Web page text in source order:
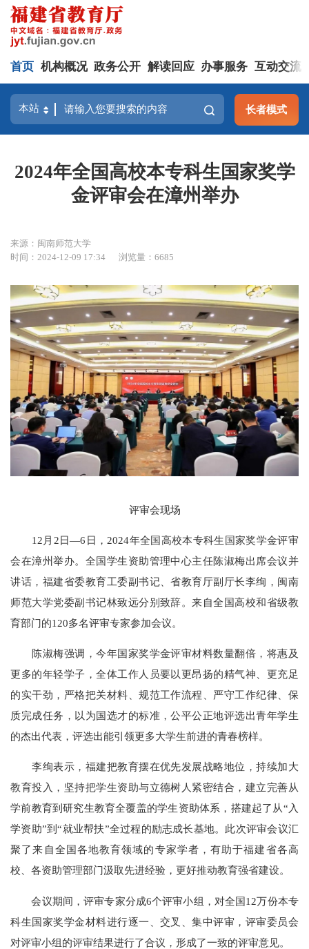
首页 机构概况 政务公开 解读回应 办事服务 互动交流
长者模式
2024年全国高校本专科生国家奖学
金评审会在漳州举办
来源：闽南师范大学
时间：2024-12-09 17:34
浏览量：6685
评审会现场
12月2日—6日，2024年全国高校本专科生国家奖学金评审
会在漳州举办。全国学生资助管理中心主任陈淑梅出席会议并
讲话，福建省委教育工委副书记、省教育厅副厅长李绚，闽南
师范大学党委副书记林致远分别致辞。来自全国高校和省级教
育部门的120多名评审专家参加会议。
陈淑梅强调，今年国家奖学金评审材料数量翻倍，将惠及
更多的年轻学子，全体工作人员要以更昂扬的精气神、更充足
的实干劲，严格把关材料、规范工作流程、严守工作纪律、保
质完成任务，以为国选才的标准，公平公正地评选出青年学生
的杰出代表，评选出能引领更多大学生前进的青春榜样。
李绚表示，福建把教育摆在优先发展战略地位，持续加大
教育投入，坚持把学生资助与立德树人紧密结合，建立完善从
学前教育到研究生教育全覆盖的学生资助体系，搭建起了从“入
学资助”到“就业帮扶”全过程的励志成长基地。此次评审会议汇
聚了来自全国各地教育领域的专家学者，有助于福建省各高
校、各资助管理部门汲取先进经验，更好推动教育强省建设。
会议期间，评审专家分成6个评审小组，对全国12万份本专
科生国家奖学金材料进行逐一、交叉、集中评审，评审委员会
对评审小组的评审结果进行了合议，形成了一致的评审意见。